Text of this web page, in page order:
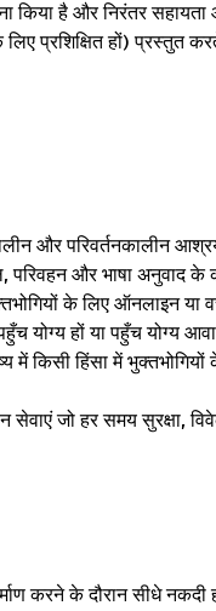
है और निरंतर
प्रशिक्षित हों)
और परिवर्तनकालीन
और भाषा अनुवाद के
के लिए ऑनलाइन या
योग्य हों या पहुँच योग्य
में किसी हिंसा में
जो हर समय सुरक्षा,
करने के दौरान सीधे